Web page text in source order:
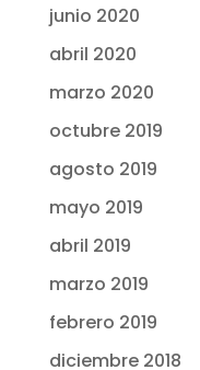
junio 2020
abril 2020
marzo 2020
octubre 2019
agosto 2019
mayo 2019
abril 2019
marzo 2019
febrero 2019
diciembre 2018